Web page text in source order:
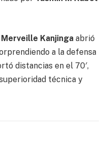
Merveille Kanjinga abrió
a la defensa
distancias en el 70′,
técnica y